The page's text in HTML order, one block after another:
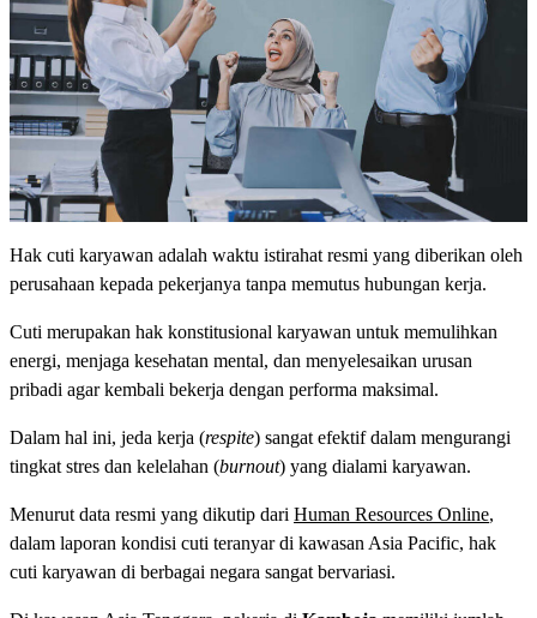
Hak cuti karyawan adalah waktu istirahat resmi yang diberikan oleh
perusahaan kepada pekerjanya tanpa memutus hubungan kerja.
Cuti merupakan hak konstitusional karyawan untuk memulihkan
energi, menjaga kesehatan mental, dan menyelesaikan urusan
pribadi agar kembali bekerja dengan performa maksimal.
Dalam hal ini, jeda kerja (respite) sangat efektif dalam mengurangi
tingkat stres dan kelelahan (burnout) yang dialami karyawan.
Menurut data resmi yang dikutip dari Human Resources Online,
dalam laporan kondisi cuti teranyar di kawasan Asia Pacific, hak
cuti karyawan di berbagai negara sangat bervariasi.